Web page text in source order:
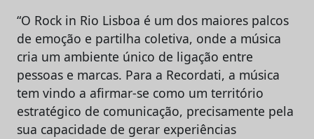
“O Rock in Rio Lisboa é um dos maiores palcos
de emoção e partilha coletiva, onde a música
cria um ambiente único de ligação entre
pessoas e marcas. Para a Recordati, a música
tem vindo a afirmar-se como um território
estratégico de comunicação, precisamente pela
sua capacidade de gerar experiências